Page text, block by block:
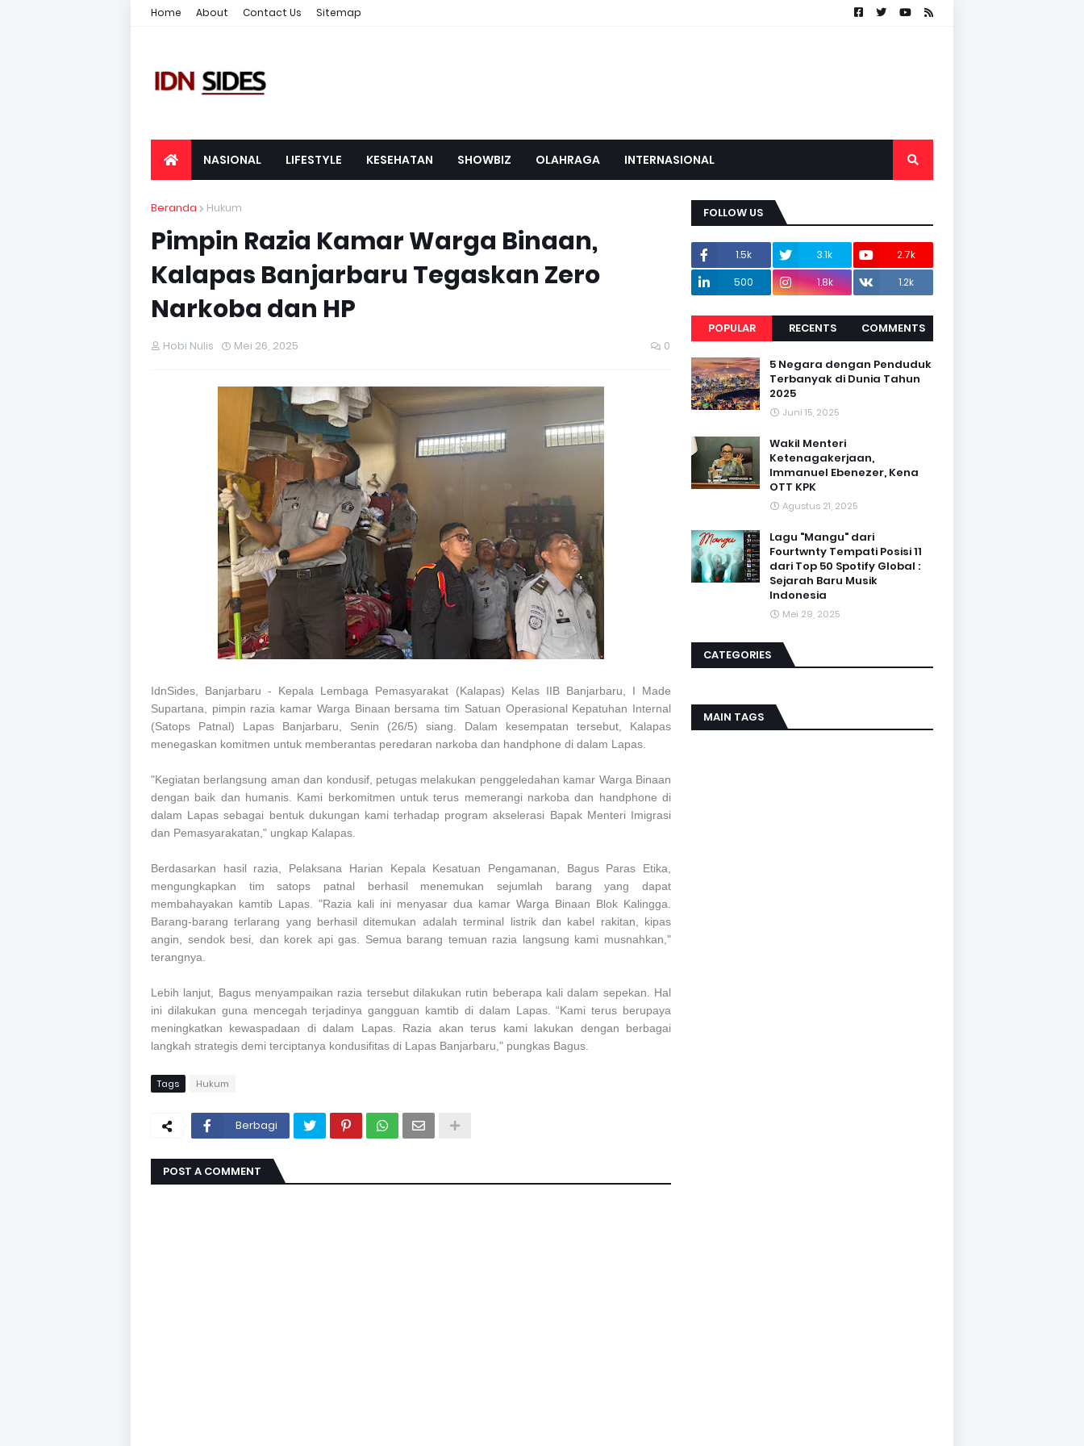
Home About Contact Us Sitemap
NASIONAL LIFESTYLE KESEHATAN SHOWBIZ OLAHRAGA INTERNASIONAL
Beranda Hukum
Pimpin Razia Kamar Warga Binaan,
Kalapas Banjarbaru Tegaskan Zero
Narkoba dan HP
Hobi Nulis Mei 26, 2025 0
IdnSides, Banjarbaru - Kepala Lembaga Pemasyarakat (Kalapas) Kelas IIB Banjarbaru, I Made
Supartana, pimpin razia kamar Warga Binaan bersama tim Satuan Operasional Kepatuhan Internal
(Satops Patnal) Lapas Banjarbaru, Senin (26/5) siang. Dalam kesempatan tersebut, Kalapas
menegaskan komitmen untuk memberantas peredaran narkoba dan handphone di dalam Lapas.
"Kegiatan berlangsung aman dan kondusif, petugas melakukan penggeledahan kamar Warga Binaan
dengan baik dan humanis. Kami berkomitmen untuk terus memerangi narkoba dan handphone di
dalam Lapas sebagai bentuk dukungan kami terhadap program akselerasi Bapak Menteri Imigrasi
dan Pemasyarakatan," ungkap Kalapas.
Berdasarkan hasil razia, Pelaksana Harian Kepala Kesatuan Pengamanan, Bagus Paras Etika,
mengungkapkan tim satops patnal berhasil menemukan sejumlah barang yang dapat
membahayakan kamtib Lapas. "Razia kali ini menyasar dua kamar Warga Binaan Blok Kalingga.
Barang-barang terlarang yang berhasil ditemukan adalah terminal listrik dan kabel rakitan, kipas
angin, sendok besi, dan korek api gas. Semua barang temuan razia langsung kami musnahkan,"
terangnya.
Lebih lanjut, Bagus menyampaikan razia tersebut dilakukan rutin beberapa kali dalam sepekan. Hal
ini dilakukan guna mencegah terjadinya gangguan kamtib di dalam Lapas. “Kami terus berupaya
meningkatkan kewaspadaan di dalam Lapas. Razia akan terus kami lakukan dengan berbagai
langkah strategis demi terciptanya kondusifitas di Lapas Banjarbaru," pungkas Bagus.
Tags Hukum
Berbagi
POST A COMMENT
FOLLOW US
1.5k 3.1k
2.7k
500
1.8k 1.2k
POPULAR RECENTS COMMENTS
5 Negara dengan Penduduk
Terbanyak di Dunia Tahun
2025
Juni 15, 2025
Wakil Menteri
Ketenagakerjaan,
Immanuel Ebenezer, Kena
OTT KPK
Agustus 21, 2025
Lagu "Mangu" dari
Fourtwnty Tempati Posisi 11
dari Top 50 Spotify Global :
Sejarah Baru Musik
Indonesia
Mei 29, 2025
CATEGORIES
MAIN TAGS